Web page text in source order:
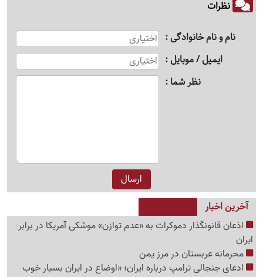
نظرات
نام و نام خانوادگی
ایمیل / موبایل
نظر شما
آخرین اخبار
اذعان قانونگذار دموکرات به «عدم توازن» موشکی آمریکا در برابر
ایران
محرمانه عربستان در مرز یمن
ادعای جنجالی ترامپ درباره ایران؛ «اوضاع در ایران بسیار خوب